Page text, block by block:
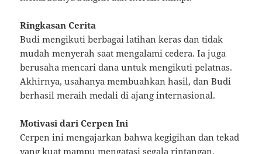
Ringkasan Cerita
Budi mengikuti berbagai latihan keras dan tidak
mudah menyerah saat mengalami cedera. Ia juga
berusaha mencari dana untuk mengikuti pelatnas.
Akhirnya, usahanya membuahkan hasil, dan Budi
berhasil meraih medali di ajang internasional.
Motivasi dari Cerpen Ini
Cerpen ini mengajarkan bahwa kegigihan dan tekad
yang kuat mampu mengatasi segala rintangan.